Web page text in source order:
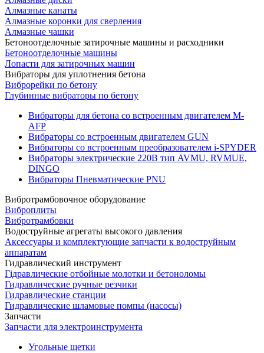
Алмазные канаты
Алмазные коронки для сверления
Алмазные чашки
Бетоноотделочные затирочные машины и расходники
Бетоноотделочные машины
Лопасти для затирочных машин
Вибраторы для уплотнения бетона
Виброрейки по бетону
Глубинные вибраторы по бетону
Вибраторы для бетона со встроенным двигателем M-
AFP
Вибраторы со встроенным двигателем GUN
Вибраторы со встроенным преобразователем i-SPYDER
Вибраторы электрические 220B тип AVMU, RVMUE,
DINGO
Вибраторы Пневматические PNU
Вибротрамбовочное оборудование
Виброплиты
Вибротрамбовки
Водоструйные агрегаты высокого давления
Аксессуары и комплектующие запчасти к водоструйным
аппаратам
Гидравлический инструмент
Гідравлические отбойные молотки и бетоноломы
Гидравлические ручные резчики
Гидравлические станции
Гидравлические шламовые помпы (насосы)
Запчасти
Запчасти для электроинструмента
Угольные щетки